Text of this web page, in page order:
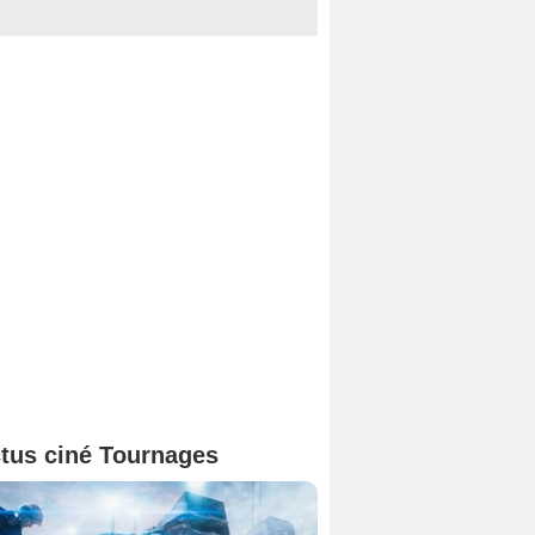
ciné Tournages